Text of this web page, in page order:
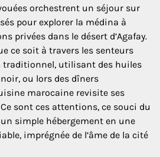
orchestrent un séjour sur
pour explorer la médina à
privées dans le désert d’Agafay.
ce soit à travers les senteurs
utilisant des huiles
ou lors des dîners
marocaine revisite ses
sont ces attentions, ce souci du
simple hébergement en une
imprégnée de l’âme de la cité